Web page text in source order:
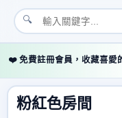
🔍
❤️ 免費註冊會員，收藏喜愛
粉紅色房間